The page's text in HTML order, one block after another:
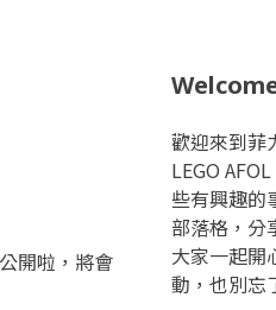
開啦，將會
歡迎來到菲
LEGO
些有興趣的
部落格，分
大家一起開
動，也別忘